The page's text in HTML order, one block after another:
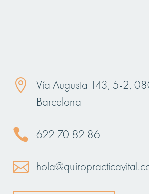

Vía Augusta 143, 5-2,
Barcelona
 622 70 82 86
